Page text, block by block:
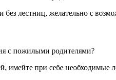
лестниц, желательно с
с пожилыми родителями?
при себе необходимые